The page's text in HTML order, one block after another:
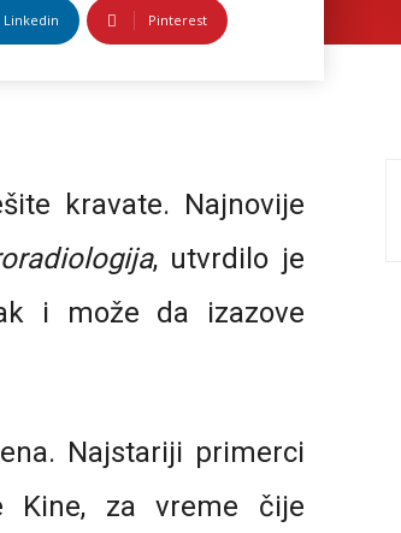
Linkedin Pinterest
kravate. Najnovije
, utvrdilo je
i može da izazove
Najstariji primerci
Kine, za vreme čije